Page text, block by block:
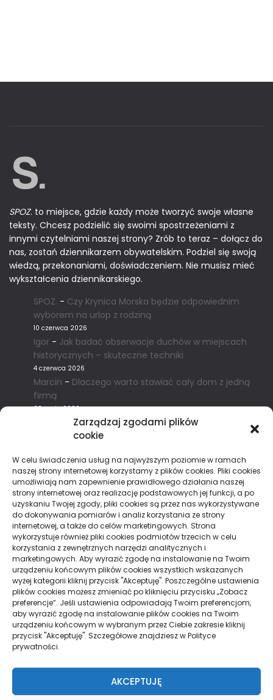
Zarządzaj zgodami plików
cookie
W celu świadczenia usług na najwyższym poziomie w ramach
naszej strony internetowej korzystamy z plików cookies. Pliki cookies
umożliwiają nam zapewnienie prawidłowego działania naszej
strony internetowej oraz realizację podstawowych jej funkcji, a po
uzyskaniu Twojej zgody, pliki cookies są przez nas wykorzystywane
do dokonywania pomiarów i analiz korzystania ze strony
internetowej, a także do celów marketingowych. Strona
wykorzystuje również pliki cookies podmiotów trzecich w celu
korzystania z zewnętrznych narzędzi analitycznych i
marketingowych. Aby wyrazić zgodę na instalowanie na Twoim
urządzeniu końcowym plików cookies wszystkich wskazanych
wyżej kategorii kliknij przycisk "Akceptuję". Poszczególne ustawienia
plików cookies możesz zmieniać po kliknięciu przycisku „Zobacz
preferencje”. Jeśli ustawienia odpowiadają Twoim preferencjom,
aby wyrazić zgodę na instalowanie plików cookies na Twoim
urządzeniu końcowym w wybranym przez Ciebie zakresie kliknij
przycisk "Akceptuję". Szczegółowe znajdziesz w Polityce
prywatności.
AKCEPTUJĘ
SPOZ. to miejsce, gdzie każdy może tworzyć swoje własne
teksty. Chcesz podzielić się swoimi spostrzeżeniami z
innymi czytelniami naszej strony? Zrób to teraz – dołącz do
nas, zostań dziennikarzem obywatelskim. Podziel się swoją
wiedzą, przekonaniami, doświadczeniem. Nie musisz mieć
wykształcenia dziennikarskiego.
SPOZ. - Czy Krynica Morska będzie odpowiednim
wyborem na urlop z rodziną
10 czerwca 2026
Igor - Jak badać obserwacje duchów w miejscach
historycznych – skuteczne techniki
4 czerwca 2026
Marcin - Dlaczego warto stawiać cały dom z jedną
firmą
22 maja 2026
alkohol aperol biznes dentysta filmy
finanse
hipoteka
kino konferencje koronawirus
kredyt
maski
moda pieniądze pogrzeb zeby
Strony
Polityka Prywatności
Działy
Budownictwo, Przemysł